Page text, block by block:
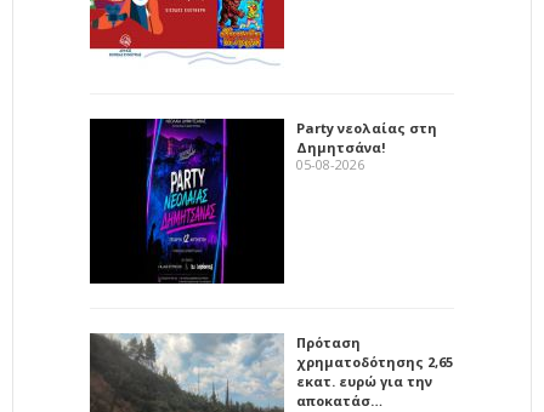
Party νεολαίας στη
Δημητσάνα!
05-08-2026
Πρόταση
χρηματοδότησης 2,65
εκατ. ευρώ για την
αποκατάσ…